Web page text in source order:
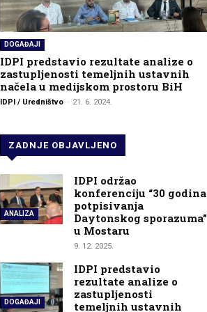
DOGAĐAJI
IDPI predstavio rezultate analize o
zastupljenosti temeljnih ustavnih
načela u medijskom prostoru BiH
IDPI / Uredništvo - 21. 6. 2024.
ZADNJE OBJAVLJENO
ANALIZA
IDPI održao
konferenciju “30 godina
potpisivanja
Daytonskog sporazuma”
u Mostaru
9. 12. 2025.
DOGAĐAJI
IDPI predstavio
rezultate analize o
zastupljenosti
temeljnih ustavnih